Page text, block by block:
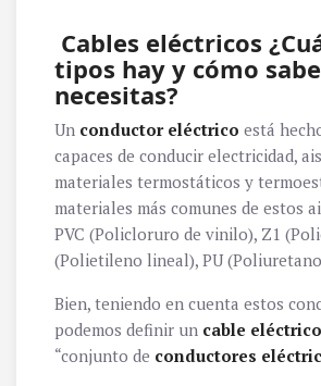
Cables eléctricos
tipos hay y cómo
necesitas?
Un conductor eléctrico está
capaces de conducir electricidad,
materiales termostáticos y
materiales más comunes de estos
PVC (Policloruro de vinilo), Z1
(Polietileno lineal), PU
Bien, teniendo en cuenta estos
podemos definir un cable eléctrico
“conjunto de conductores